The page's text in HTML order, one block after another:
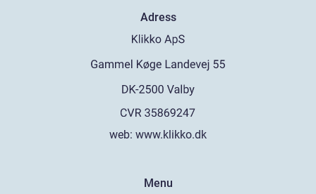
Adress
web: www.klikko.dk
Menu